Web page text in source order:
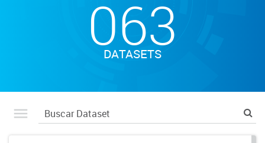
063
DATASETS